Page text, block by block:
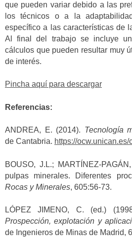
que pueden variar debido a las
los técnicos o a la
específico a las características de
Al final del trabajo se incluye
cálculos que pueden resultar muy
de interés.
Pincha aquí para descargar
Referencias:
ANDREA, E. (2014). Tecnología
de Cantabria. https://
BOUSO, J.L.; MARTÍNEZ-
pulpas minerales. Diferentes
Rocas y Minerales, 605:56-73.
LÓPEZ JIMENO, C. (ed.)
Prospección, explotación y
de Ingenieros de Minas de Madrid,